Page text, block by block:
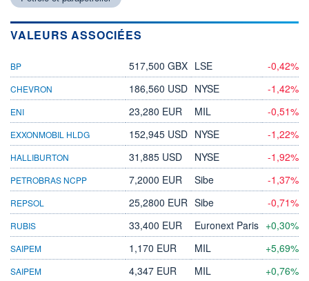
VALEURS ASSOCIÉES
BP 517,500 GBX LSE -0,42%
CHEVRON 186,560 USD NYSE -1,42%
ENI 23,280 EUR MIL -0,51%
EXXONMOBIL HLDG 152,945 USD NYSE -1,22%
HALLIBURTON 31,885 USD NYSE -1,92%
PETROBRAS NCPP 7,2000 EUR Sibe -1,37%
REPSOL 25,2800 EUR Sibe -0,71%
RUBIS 33,400 EUR Euronext Paris +0,30%
SAIPEM 1,170 EUR MIL +5,69%
SAIPEM 4,347 EUR MIL +0,76%